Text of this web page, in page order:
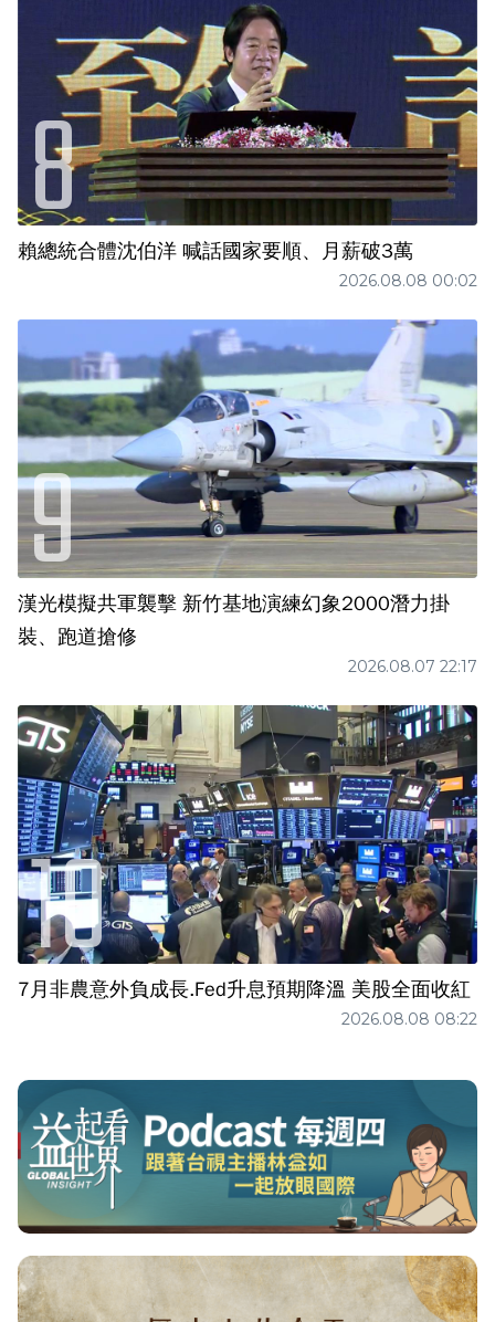
賴總統合體沈伯洋 喊話國家要順、月薪破3萬
2026.08.08 00:02
漢光模擬共軍襲擊 新竹基地演練幻象2000潛力掛
裝、跑道搶修
2026.08.07 22:17
7月非農意外負成長.Fed升息預期降溫 美股全面收紅
2026.08.08 08:22